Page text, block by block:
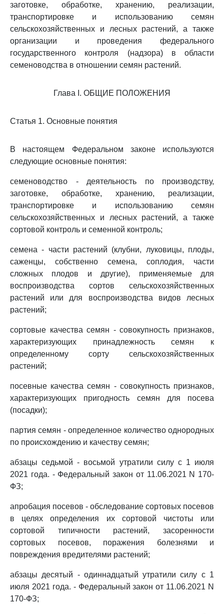
заготовке, обработке, хранению, реализации,
транспортировке и использованию семян
сельскохозяйственных и лесных растений, а также
организации и проведения федерального
государственного контроля (надзора) в области
семеноводства в отношении семян растений.
Глава I. ОБЩИЕ ПОЛОЖЕНИЯ
Статья 1. Основные понятия
В настоящем Федеральном законе используются
следующие основные понятия:
семеноводство - деятельность по производству,
заготовке, обработке, хранению, реализации,
транспортировке и использованию семян
сельскохозяйственных и лесных растений, а также
сортовой контроль и семенной контроль;
семена - части растений (клубни, луковицы, плоды,
саженцы, собственно семена, соплодия, части
сложных плодов и другие), применяемые для
воспроизводства сортов сельскохозяйственных
растений или для воспроизводства видов лесных
растений;
сортовые качества семян - совокупность признаков,
характеризующих принадлежность семян к
определенному сорту сельскохозяйственных
растений;
посевные качества семян - совокупность признаков,
характеризующих пригодность семян для посева
(посадки);
партия семян - определенное количество однородных
по происхождению и качеству семян;
абзацы седьмой - восьмой утратили силу с 1 июля
2021 года. - Федеральный закон от 11.06.2021 N 170-
ФЗ;
апробация посевов - обследование сортовых посевов
в целях определения их сортовой чистоты или
сортовой типичности растений, засоренности
сортовых посевов, поражения болезнями и
повреждения вредителями растений;
абзацы десятый - одиннадцатый утратили силу с 1
июля 2021 года. - Федеральный закон от 11.06.2021 N
170-ФЗ;